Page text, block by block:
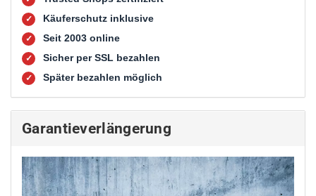
✓ Käuferschutz inklusive
✓ Seit 2003 online
✓ Sicher per SSL bezahlen
✓ Später bezahlen möglich
Garantieverlängerung